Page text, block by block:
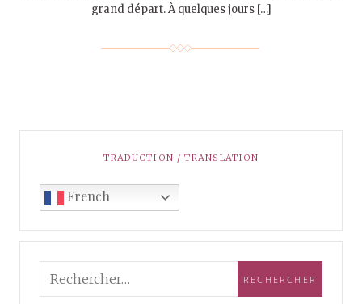
grand départ. À quelques jours […]
TRADUCTION / TRANSLATION
French